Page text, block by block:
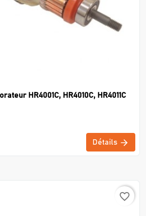
HR4001C, HR4010C, HR4011C
Détails
favorite_border